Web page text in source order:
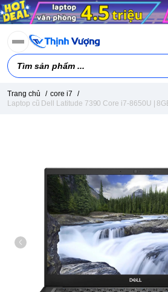
Trang chủ / core i7
/
Laptop cũ Dell Latitude 7390 Core i7-8650U |